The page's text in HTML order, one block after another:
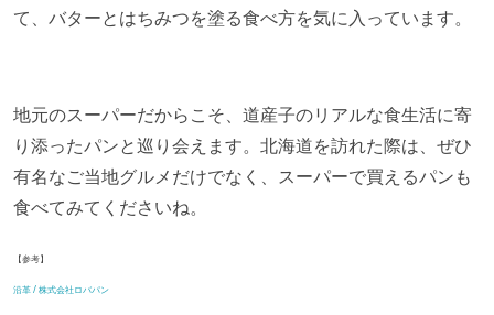
て、バターとはちみつを塗る食べ方を気に入っています。
地元のスーパーだからこそ、道産子のリアルな食生活に寄
り添ったパンと巡り会えます。北海道を訪れた際は、ぜひ
有名なご当地グルメだけでなく、スーパーで買えるパンも
食べてみてくださいね。
【参考】
沿革 / 株式会社ロバパン